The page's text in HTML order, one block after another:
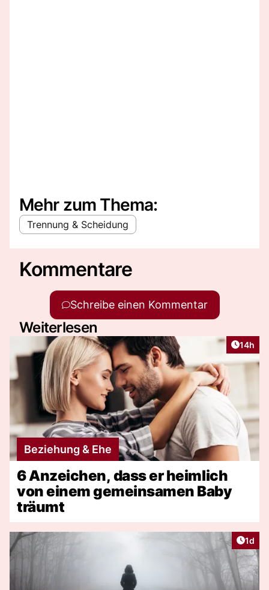
Mehr zum Thema:
Trennung & Scheidung
Kommentare
Schreibe einen Kommentar
Weiterlesen
Artikel
14h
Beziehung & Ehe
6 Anzeichen, dass er heimlich
von einem gemeinsamen Baby
träumt
1d